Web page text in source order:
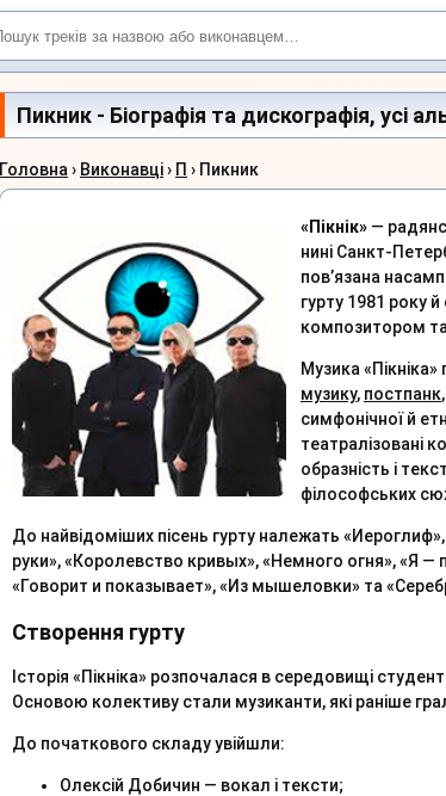
Пикник - Біографія та дискографія, усі
Головна › Виконавці› П › Пикник
«Пікнік» —
нині Санкт-
пов’язана
гурту 1981 року
композитором
Музика
музику, постпанк
симфонічної й
театралізовані
образність і
філософських
До найвідоміших пісень гурту належать
руки», «Королевство кривых», «Немного огня», «Я
«Говорит и показывает», «Из мышеловки» та
Створення гурту
Історія «Пікніка» розпочалася в середовищі
Основою колективу стали музиканти, які раніше
До початкового складу увійшли:
Олексій Добичин — вокал і тексти;